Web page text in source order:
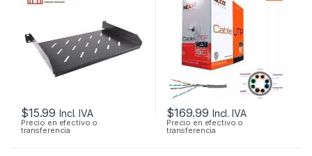
$15.99 Incl. IVA
Precio en efectivo o
transferencia
$169.99 Incl. IVA
Precio en efectivo o
transferencia